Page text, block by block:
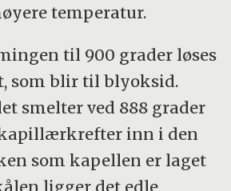
temperatur.
til 900 grader løses
som blir til blyoksid.
smelter ved 888 grader
inn i den
som kapellen er laget
ligger det edle